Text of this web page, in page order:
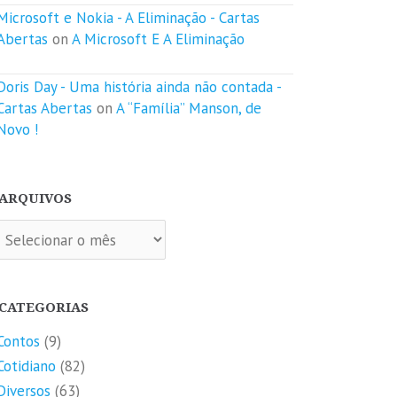
e Nokia - A Eliminação - Cartas
on A Microsoft E A Eliminação
Day - Uma história ainda não contada -
Abertas on A “Família” Manson, de
!
(9)
(82)
(63)